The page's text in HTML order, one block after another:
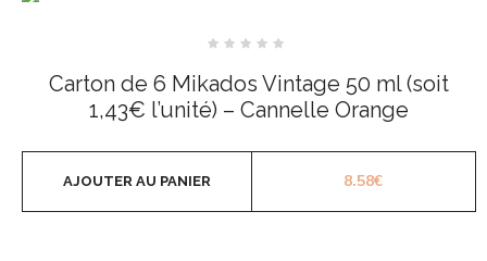
sur
5
Carton de 6 Mikados Vintage 50 ml (soit
1,43€ l’unité) – Cannelle Orange
8.58€
AJOUTER AU PANIER